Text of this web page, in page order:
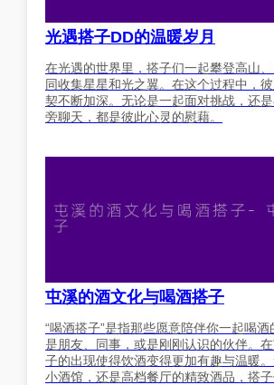
光遇搭子DD的温暖岁月
在光遇的世界里，搭子们一起攀登高山
同收集星星和光之翼。在这个过程中，
契不断加深。无论是一起面对挑战，还
旁聊天，都是彼此心灵的慰藉。
屯溪的酒文化与喝酒搭子
“喝酒搭子”是指那些愿意陪伴你一起喝
是朋友、同事，或是刚刚认识的伙伴。
子的出现使得饮酒变得更加有趣与温暖
小酒馆，还是高档餐厅的精致酒品，搭